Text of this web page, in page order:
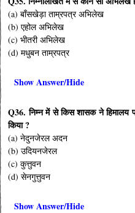
(a) बाँसखेड़ा ताम्रपत्र अभिलेख
(b) एहोल अभिलेख
(c) भीतरी अभिलेख
(d) मधुबन ताम्रपत्र
Show Answer/Hide
Q36. निम्न में से किस शासक ने हिमालय
किया ?
(a) नेदुनजेरल अदन
(b) उदियनजेरल
(c) कुत्तुवन
(d) सेनगुत्तुवन
Show Answer/Hide